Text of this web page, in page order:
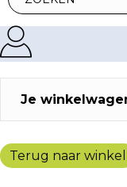
Je
Terug naar winkel